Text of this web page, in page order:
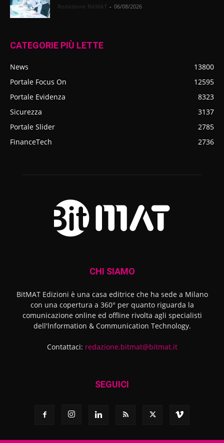
- 06/08/2026
CATEGORIE PIÙ LETTE
News
13800
Portale Focus On
12595
Portale Evidenza
8323
Sicurezza
3137
Portale Slider
2785
FinanceTech
2736
CHI SIAMO
BitMAT Edizioni è una casa editrice che ha sede a Milano
con una copertura a 360° per quanto riguarda la
comunicazione online ed offline rivolta agli specialisti
dell'lnformation & Communication Technology.
Contattaci: redazione.bitmat@bitmat.it
SEGUICI